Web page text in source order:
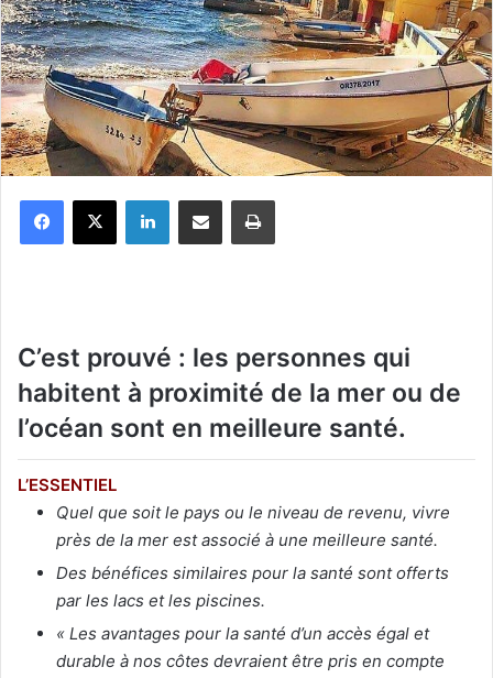
C’est prouvé : les personnes qui
habitent à proximité de la mer ou de
l’océan sont en meilleure santé.
L’ESSENTIEL
Quel que soit le pays ou le niveau de revenu, vivre
près de la mer est associé à une meilleure santé.
Des bénéfices similaires pour la santé sont offerts
par les lacs et les piscines.
« Les avantages pour la santé d’un accès égal et
durable à nos côtes devraient être pris en compte